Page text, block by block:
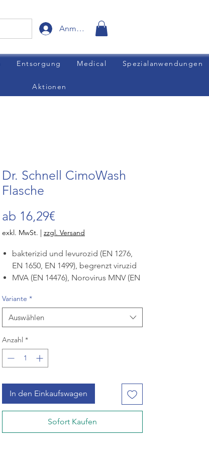
Anmelden
Entsorgung Medical Spezialanwendungen
Aktionen
Dr. Schnell CimoWash
Flasche
ab 16,29€
Preis
exkl. MwSt. | zzgl. Versand
bakterizid und levurozid (EN 1276,
EN 1650, EN 1499), begrenzt viruzid
MVA (EN 14476), Norovirus MNV (EN
frei von Triclosan, Chlorhexidin,
Polyhexanid (PHMB), Iod und QAV
frei von Parabenen, Phenoxyethanol,
Duft- und Farbstoffe
Produktanwendung:
CimoWash eignet sich ideal zur
Bereichen Lebensmittel, Industrie
und öffentliche Einrichtungen.
alkoholische Waschlotion
schaumarm & leicht abspülbar
Variante *
Auswählen
Anzahl *
In den Einkaufswagen
Sofort Kaufen